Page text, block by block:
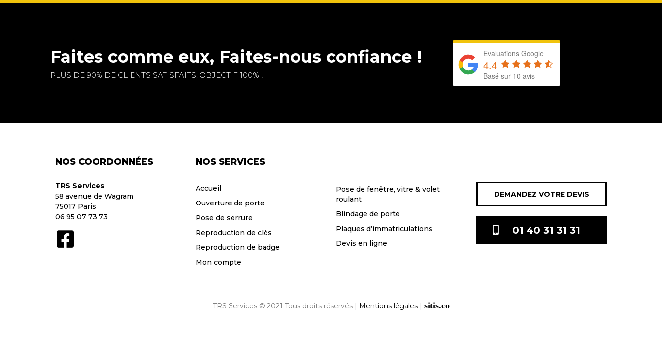
Faites comme eux, Faites-nous confiance !
PLUS DE 90% DE CLIENTS SATISFAITS, OBJECTIF 100% !
Evaluations Google
4.4
Basé sur 10 avis
NOS COORDONNÉES
TRS Services
58 avenue de Wagram
75017 Paris
06 95 07 73 73
NOS SERVICES
Accueil
Ouverture de porte
Pose de serrure
Reproduction de clés
Reproduction de badge
Mon compte
Pose de fenêtre, vitre & volet
roulant
Blindage de porte
Plaques d’immatriculations
Devis en ligne
DEMANDEZ VOTRE DEVIS
01 40 31 31 31
TRS Services © 2021 Tous droits réservés | Mentions légales| sitis.co